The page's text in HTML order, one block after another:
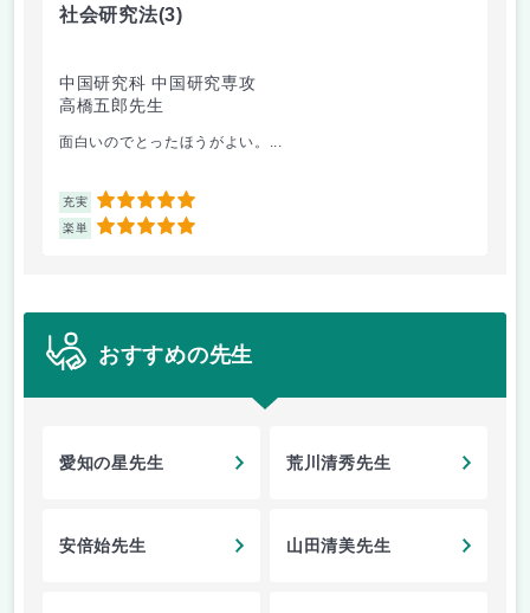
社会研究法(3)
中国研究科 中国研究専攻
高橋五郎先生
面白いのでとったほうがよい。...
充実 5
楽単 5
おすすめの先生
愛知の星先生 荒川清秀先生
安倍始先生 山田清美先生